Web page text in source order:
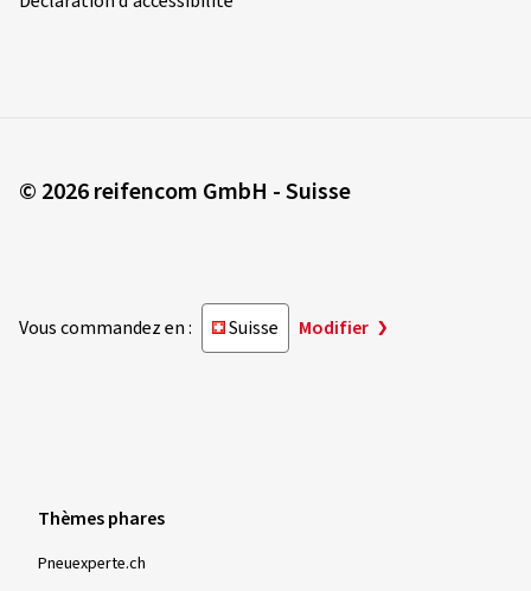
© 2026 reifencom GmbH - Suisse
Vous commandez en : Suisse Modifier
Thèmes phares
Pneuexperte.ch